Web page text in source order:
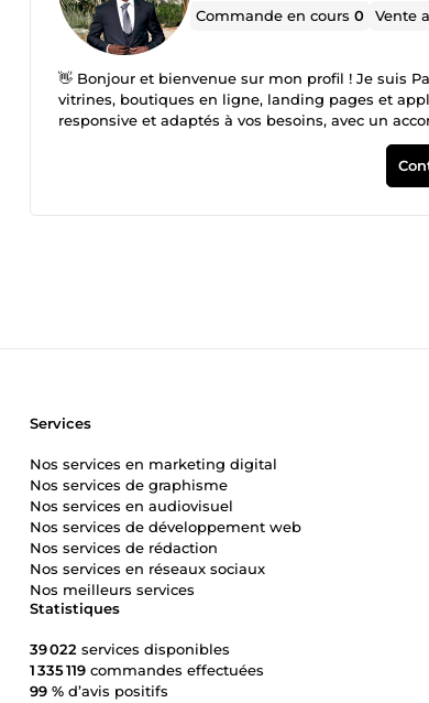
Commande en cours0 Vente
👋 Bonjour et bienvenue sur mon profil ! Je suis
vitrines, boutiques en ligne, landing pages et
responsive et adaptés à vos besoins, avec un
performant, moderne et prêt à transformer vos
Statistiques
39 022 services disponibles
1 335 119 commandes effectuées
99 % d’avis positifs
Services
Nos services en marketing digital
Nos services de graphisme
Nos services en audiovisuel
Nos services de développement web
Nos services de rédaction
Nos services en réseaux sociaux
Nos meilleurs services